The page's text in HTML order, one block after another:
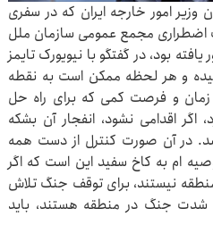
وزیر امور خارجه ایران که در سفری
اضطراری مجمع عمومی سازمان ملل
بود، در گفتگو با نیویورک تایمز
و هر لحظه ممکن است به نقطه
زمان و فرصت کمی که برای راه حل
اقدامی نشود، انفجار آن بشکه
در آن صورت کنترل از دست همه
ام به کاخ سفید این است که اگر
نیستند، برای توقف جنگ تلاش
شدت جنگ در منطقه هستند، باید